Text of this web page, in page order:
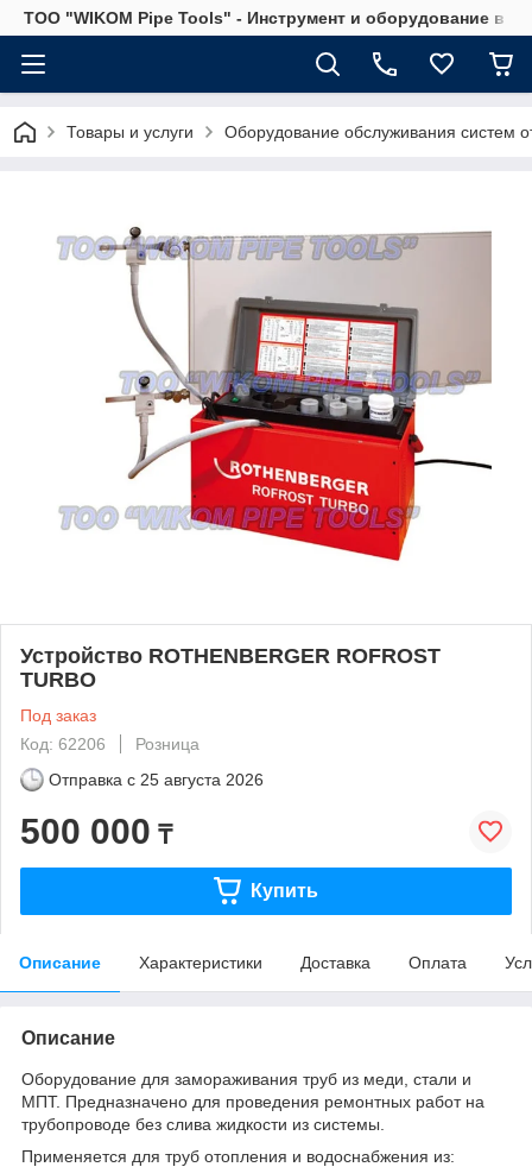
ТОО "WIKOM Pipe Tools" - Инструмент и оборудование в
Товары и услуги Оборудование обслуживания систем
Устройство ROTHENBERGER ROFROST
TURBO
Под заказ
Код: 62206
Розница
Отправка с 25 августа 2026
500 000 ₸
Купить
Описание Характеристики Доставка Оплата
Описание
Оборудование для замораживания труб из меди, стали и
МПТ. Предназначено для проведения ремонтных работ на
трубопроводе без слива жидкости из системы.
Применяется для труб отопления и водоснабжения из: